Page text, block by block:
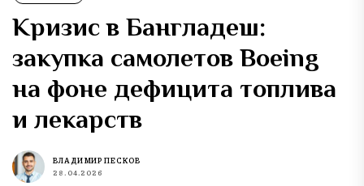
Кризис в Бангладеш:
закупка самолетов Boeing
на фоне дефицита топлива
и лекарств
ВЛАДИМИР ПЕСКОВ
28.04.2026